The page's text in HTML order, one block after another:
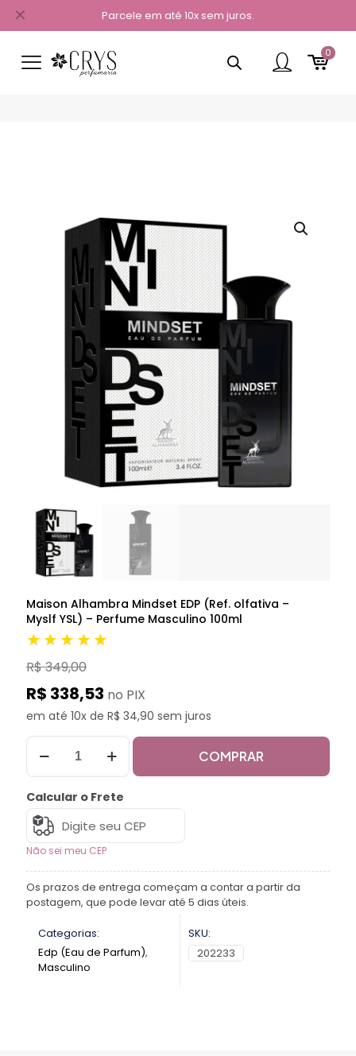
Parcele em até 10x sem juros.
✕
0
Maison Alhambra Mindset EDP (Ref. olfativa –
Myslf YSL) – Perfume Masculino 100ml
★★★★★
R$ 349,00
R$ 338,53 no PIX
em até 10x de R$ 34,90 sem juros
COMPRAR
Calcular o Frete
Não sei meu CEP
Os prazos de entrega começam a contar a partir da
postagem, que pode levar até 5 dias úteis.
Categorias:
Edp (Eau de Parfum),
Masculino
SKU:
202233